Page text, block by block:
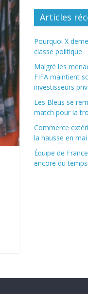
Articles
Pourquoi X
classe politique
Malgré les
FIFA maintient
investisseurs
Les Bleus se
match pour la
Commerce
la hausse en mai
Équipe de
encore du